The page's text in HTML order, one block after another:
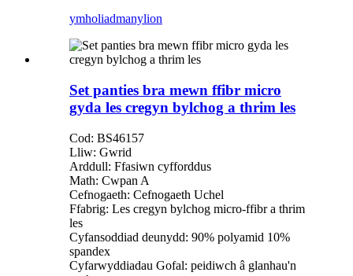
ymholiadmanylion
Set panties bra mewn ffibr micro
gyda les cregyn bylchog a thrim les
Cod: BS46157
Lliw: Gwrid
Arddull: Ffasiwn cyfforddus
Math: Cwpan A
Cefnogaeth: Cefnogaeth Uchel
Ffabrig: Les cregyn bylchog micro-ffibr a thrim
les
Cyfansoddiad deunydd: 90% polyamid 10%
spandex
Cyfarwyddiadau Gofal: peidiwch â glanhau'n